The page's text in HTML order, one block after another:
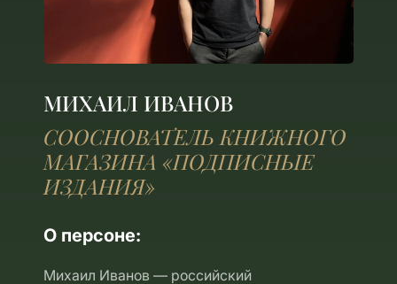
МИХАИЛ ИВАНОВ
СООСНОВАТЕЛЬ КНИЖНОГО
МАГАЗИНА «ПОДПИСНЫЕ
ИЗДАНИЯ»
О персоне:
Михаил Иванов — российский